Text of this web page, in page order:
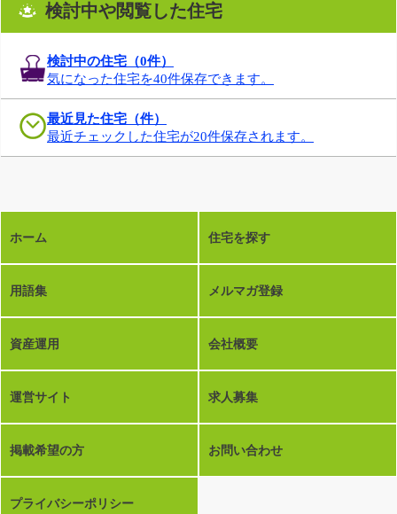
検討中や閲覧した住宅
検討中の住宅（0件）
気になった住宅を40件保存できます。
最近見た住宅（件）
最近チェックした住宅が20件保存されます。
ホーム 住宅を探す
用語集 メルマガ登録
資産運用 会社概要
運営サイト 求人募集
掲載希望の方 お問い合わせ
プライバシーポリシー